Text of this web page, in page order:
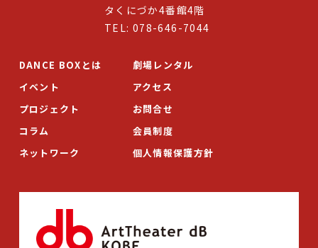
タくにづか4番館4階
TEL: 078-646-7044
DANCE BOXとは
イベント
プロジェクト
コラム
ネットワーク
劇場レンタル
アクセス
お問合せ
会員制度
個人情報保護方針